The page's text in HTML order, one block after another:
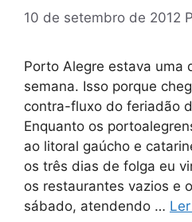
10 de setembro de 2012
Porto Alegre estava uma
semana. Isso porque
contra-fluxo do feriadão
Enquanto os
ao litoral gaúcho e
os três dias de folga eu
os restaurantes vazios e
sábado, atendendo …